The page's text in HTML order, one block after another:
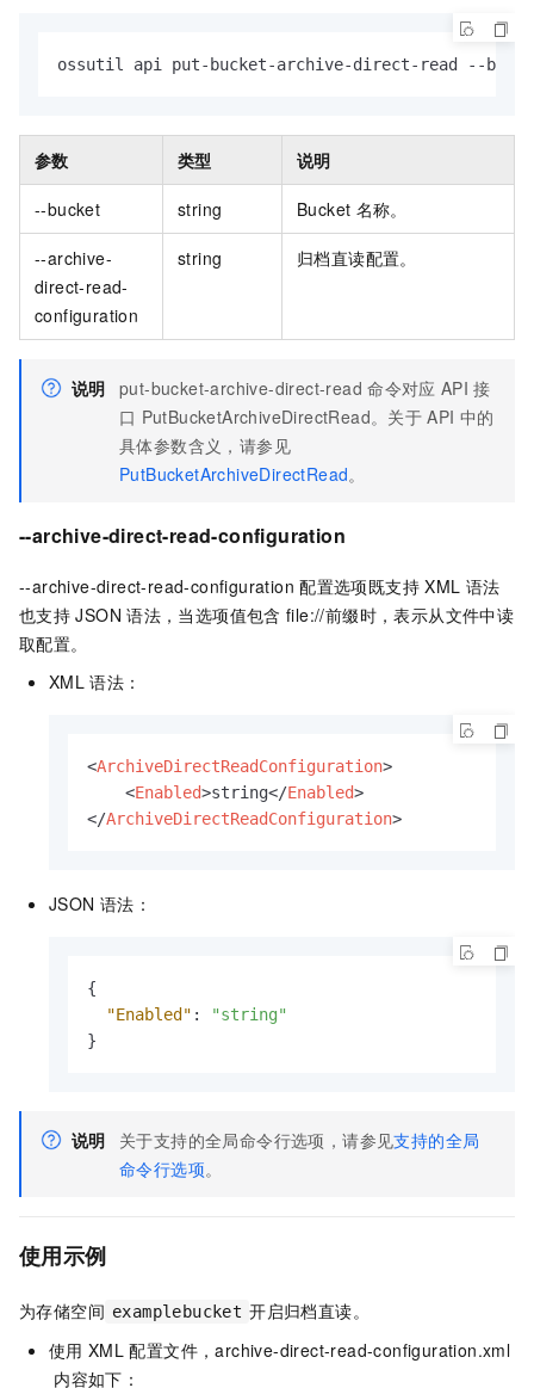
ossutil api put-bucket-archive-direct-read --
参数 类型 说明
--bucket string Bucket 名称。
--archive-
direct-read-
configuration
string 归档直读配置。
说明 put-bucket-archive-direct-read 命令对应 API 接
口 PutBucketArchiveDirectRead。关于 API 中的
具体参数含义，请参见
PutBucketArchiveDirectRead。
--archive-direct-read-configuration
--archive-direct-read-configuration 配置选项既支持 XML 语法
也支持 JSON 语法，当选项值包含 file://前缀时，表示从文件中读
取配置。
XML 语法：
<ArchiveDirectReadConfiguration>
<Enabled>string</Enabled>
</ArchiveDirectReadConfiguration>
JSON 语法：
{
"Enabled" :
"string"
}
说明 关于支持的全局命令行选项，请参见支持的全局
命令行选项。
使用示例
为存储空间 examplebucket 开启归档直读。
使用 XML 配置文件，archive-direct-read-configuration.xml
内容如下：